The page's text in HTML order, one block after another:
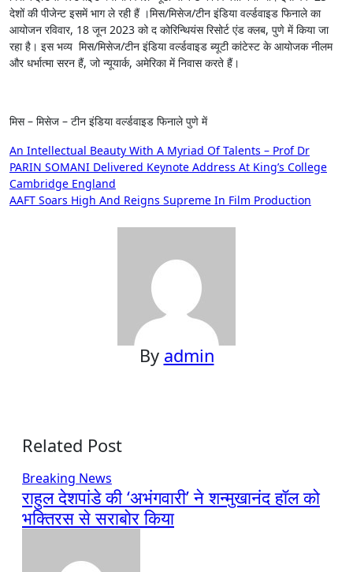
देशों की पीजेन्ट इसमें भाग ले रही हैं ।मिस/मिसेज/टीन इंडिया वर्ल्डवाइड फिनाले का
आयोजन रविवार, 18 जून 2023 को द कोरिन्थियंस रिसोर्ट एंड क्लब, पुणे में किया जा
रहा है। इस भव्य मिस/मिसेज/टीन इंडिया वर्ल्डवाइड ब्यूटी कांटेस्ट के आयोजक नीलम
और धर्भात्मा सरन हैं, जो न्यूयार्क, अमेरिका में निवास करते हैं।
मिस – मिसेज – टीन इंडिया वर्ल्डवाइड फिनाले पुणे में
Post
navigation
An Intellectual Beauty With A Myriad Of Talents – Prof Dr
PARIN SOMANI Delivered Keynote Address At King’s College
Cambridge England
AAFT Soars High And Reigns Supreme In Film Production
By admin
Related Post
Breaking News
राहुल देशपांडे की ‘अभंगवारी’ ने शन्मुखानंद हॉल को
भक्तिरस से सराबोर किया